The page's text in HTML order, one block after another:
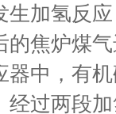
加氢反
的焦炉煤
器中，有
经过两段